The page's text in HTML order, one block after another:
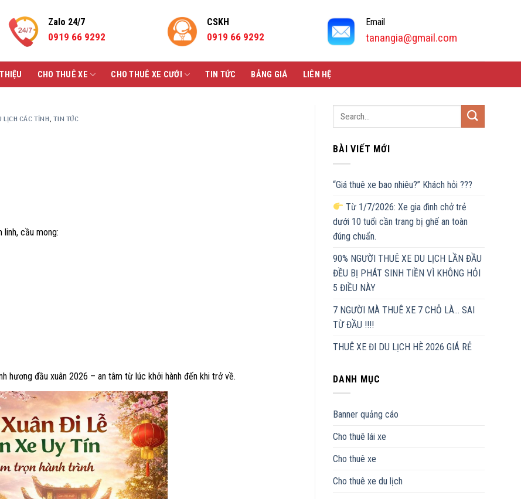
Zalo 24/7
0919 66 9292
CSKH
0919 66 9292
Email
tanangia@gmail.com
CHO THUÊ XE CHO THUÊ XE CƯỚI TIN TỨC BẢNG GIÁ LIÊN HỆ
LỊCH CÁC TỈNH,TIN TỨC
cầu mong:
hương đầu xuân 2026 – an tâm từ lúc khởi hành đến khi trở về.
BÀI VIẾT MỚI
“Giá thuê xe bao nhiêu?” Khách hỏi ???
Từ 1/7/2026: Xe gia đình chở trẻ
dưới 10 tuổi cần trang bị ghế an toàn
đúng chuẩn.
90% NGƯỜI THUÊ XE DU LỊCH LẦN ĐẦU
ĐỀU BỊ PHÁT SINH TIỀN VÌ KHÔNG HỎI
5 ĐIỀU NÀY
7 NGƯỜI MÀ THUÊ XE 7 CHỖ LÀ… SAI
TỪ ĐẦU !!!!
THUÊ XE ĐI DU LỊCH HÈ 2026 GIÁ RẺ
DANH MỤC
Banner quảng cáo
Cho thuê lái xe
Cho thuê xe
Cho thuê xe du lịch